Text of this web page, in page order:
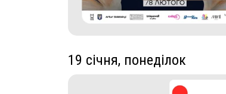
19 січня, понеділок